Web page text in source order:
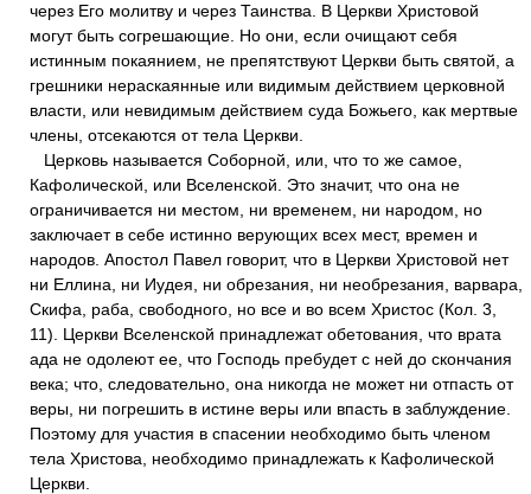
через Его молитву и через Таинства. В Церкви Христовой
могут быть согрешающие. Но они, если очищают себя
истинным покаянием, не препятствуют Церкви быть святой, а
грешники нераскаянные или видимым действием церковной
власти, или невидимым действием суда Божьего, как мертвые
члены, отсекаются от тела Церкви.
Церковь называется Соборной, или, что то же самое,
Кафолической, или Вселенской. Это значит, что она не
ограничивается ни местом, ни временем, ни народом, но
заключает в себе истинно верующих всех мест, времен и
народов. Апостол Павел говорит, что в Церкви Христовой нет
ни Еллина, ни Иудея, ни обрезания, ни необрезания, варвара,
Скифа, раба, свободного, но все и во всем Христос (Кол. 3,
11). Церкви Вселенской принадлежат обетования, что врата
ада не одолеют ее, что Господь пребудет с ней до скончания
века; что, следовательно, она никогда не может ни отпасть от
веры, ни погрешить в истине веры или впасть в заблуждение.
Поэтому для участия в спасении необходимо быть членом
тела Христова, необходимо принадлежать к Кафолической
Церкви.